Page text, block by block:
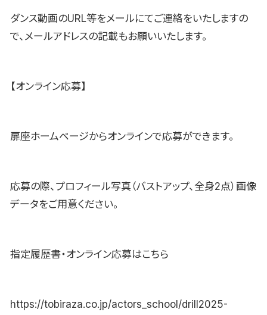
ダンス動画のURL等をメールにてご連絡をいたしますの
で、メールアドレスの記載もお願いいたします。
【オンライン応募】
扉座ホームページからオンラインで応募ができます。
応募の際、プロフィール写真（バストアップ、全身2点）画像
データをご用意ください。
指定履歴書・オンライン応募はこちら
https://tobiraza.co.jp/actors_school/drill2025-